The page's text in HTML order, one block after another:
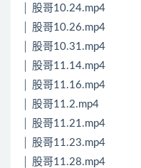
│ 股哥10.24.mp4
│ 股哥10.26.mp4
│ 股哥10.31.mp4
│ 股哥11.14.mp4
│ 股哥11.16.mp4
│ 股哥11.2.mp4
│ 股哥11.21.mp4
│ 股哥11.23.mp4
│ 股哥11.28.mp4